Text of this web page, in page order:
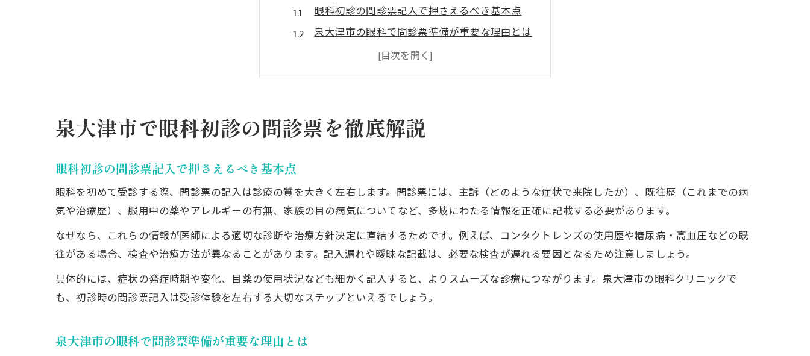
眼科初診の問診票記入で押さえるべき基本点
泉大津市の眼科で問診票準備が重要な理由とは
問診票の内容と眼科受診時の流れを理解しよう
眼科初診前に知っておきたい記入ポイント
眼科受診時に必要な問診票準備のヒント
眼科受診前に用意する問診票と持ち物のコツ
泉大津市の眼科で安心できる問診票準備術
初めての眼科でも安心できる手順とは
眼科初診も安心の受付から診察までの流れ
問診票提出後の眼科初診手順を詳しく解説
初めての眼科受診で戸惑わないための準備
泉大津市で眼科初診の問診票を徹底解説
眼科初診の問診票記入で押さえるべき基本点
眼科を初めて受診する際、問診票の記入は診療の質を大きく左右します。問診票には、主訴（どのような症状で来院したか）、既往歴（これまでの病
気や治療歴）、服用中の薬やアレルギーの有無、家族の目の病気についてなど、多岐にわたる情報を正確に記載する必要があります。
なぜなら、これらの情報が医師による適切な診断や治療方針決定に直結するためです。例えば、コンタクトレンズの使用歴や糖尿病・高血圧などの既
往がある場合、検査や治療方法が異なることがあります。記入漏れや曖昧な記載は、必要な検査が遅れる要因となるため注意しましょう。
具体的には、症状の発症時期や変化、目薬の使用状況なども細かく記入すると、よりスムーズな診療につながります。泉大津市の眼科クリニックで
も、初診時の問診票記入は受診体験を左右する大切なステップといえるでしょう。
泉大津市の眼科で問診票準備が重要な理由とは